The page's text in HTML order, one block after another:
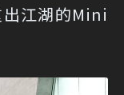
江湖的Mini